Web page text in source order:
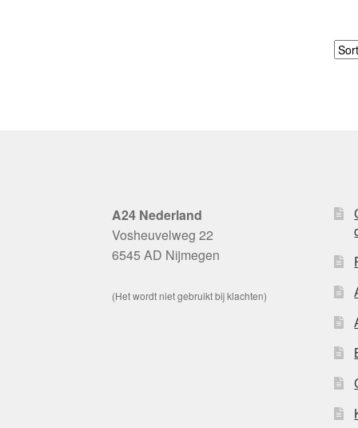
A24 Nederland
Vosheuvelweg 22
6545 AD Nijmegen
(Het wordt niet gebruikt bij klachten)